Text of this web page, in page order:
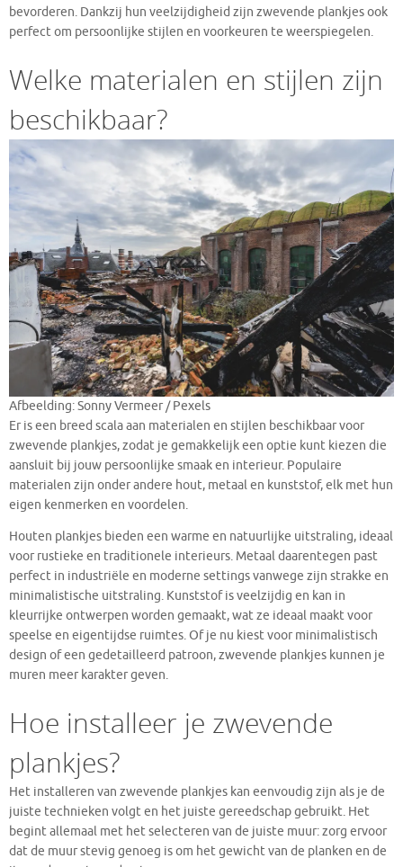
bevorderen. Dankzij hun veelzijdigheid zijn zwevende plankjes ook
perfect om persoonlijke stijlen en voorkeuren te weerspiegelen.
Welke materialen en stijlen zijn
beschikbaar?
Afbeelding: Sonny Vermeer / Pexels
Er is een breed scala aan materialen en stijlen beschikbaar voor
zwevende plankjes, zodat je gemakkelijk een optie kunt kiezen die
aansluit bij jouw persoonlijke smaak en interieur. Populaire
materialen zijn onder andere hout, metaal en kunststof, elk met hun
eigen kenmerken en voordelen.
Houten plankjes bieden een warme en natuurlijke uitstraling, ideaal
voor rustieke en traditionele interieurs. Metaal daarentegen past
perfect in industriële en moderne settings vanwege zijn strakke en
minimalistische uitstraling. Kunststof is veelzijdig en kan in
kleurrijke ontwerpen worden gemaakt, wat ze ideaal maakt voor
speelse en eigentijdse ruimtes. Of je nu kiest voor minimalistisch
design of een gedetailleerd patroon, zwevende plankjes kunnen je
muren meer karakter geven.
Hoe installeer je zwevende
plankjes?
Het installeren van zwevende plankjes kan eenvoudig zijn als je de
juiste technieken volgt en het juiste gereedschap gebruikt. Het
begint allemaal met het selecteren van de juiste muur: zorg ervoor
dat de muur stevig genoeg is om het gewicht van de planken en de